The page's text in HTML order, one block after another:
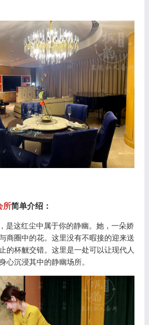
所简单介绍：
是这红尘中属于你的静幽。她，一朵娇
商圈中的花。这里没有不暇接的迎来送
的杯觥交错。这里是一处可以让现代人
心沉浸其中的静幽场所。